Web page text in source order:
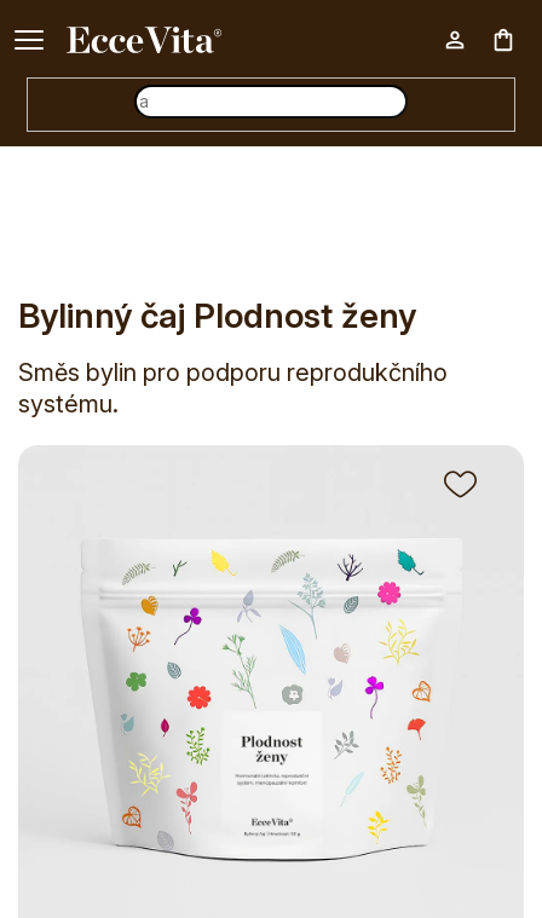
Ke každému nákupu nad 500 Kč dárek zdarma 📦
E-shop Tělo Reprodukční systém Plodnost Bylinný
Bylinný čaj Plodnost ženy
Směs bylin pro podporu reprodukčního
systému.